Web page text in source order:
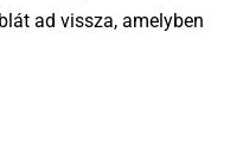
ad vissza, amelyben